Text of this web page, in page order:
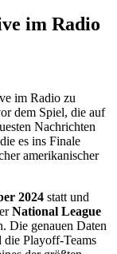
im Radio
im Radio zu
dem Spiel, die auf
Nachrichten
es ins Finale
amerikanischer
2024 statt und
National League
Die genauen Daten
die Playoff-Teams